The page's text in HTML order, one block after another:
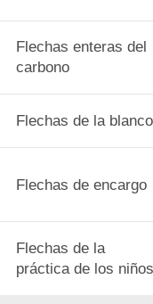
Flechas enteras del
carbono
Flechas de la blanco
Flechas de encargo
Flechas de la
práctica de los niños